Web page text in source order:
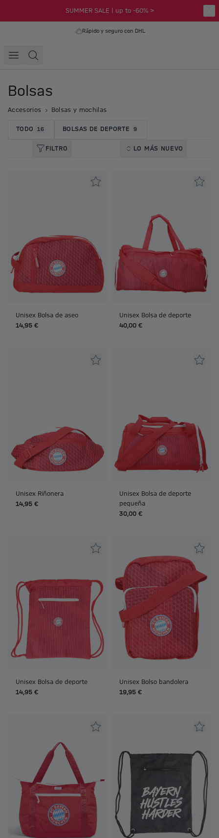
SUMMER SALE | up to -60% >
Rápido y seguro con DHL
Bolsas
Accesorios Bolsas y mochilas
TODO 16 BOLSAS DE DEPORTE 9
FILTRO LO MÁS NUEVO
Unisex Bolsa de aseo
14,95 €
Unisex Bolsa de deporte
40,00 €
Unisex Riñonera
14,95 €
Unisex Bolsa de deporte
pequeña
30,00 €
Unisex Bolsa de deporte
14,95 €
Unisex Bolso bandolera
19,95 €